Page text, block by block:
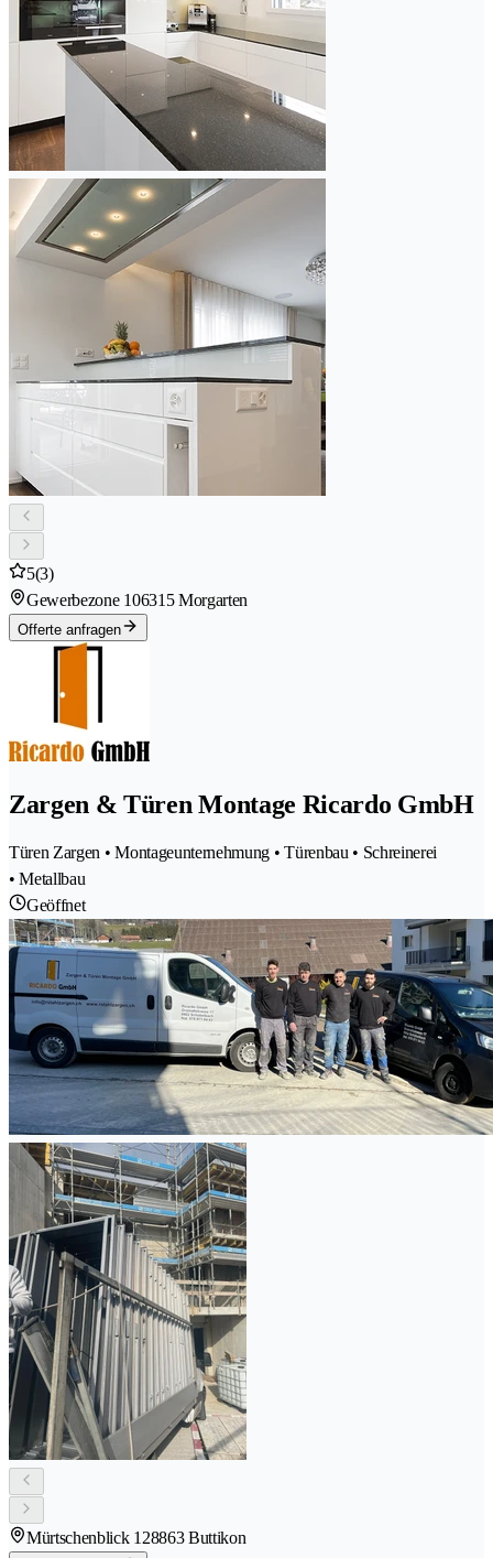
5(3)
Gewerbezone 106315 Morgarten
Offerte anfragen
Zargen & Türen Montage Ricardo GmbH
Türen Zargen • Montageunternehmung • Türenbau • Schreinerei
• Metallbau
Geöffnet
Mürtschenblick 128863 Buttikon